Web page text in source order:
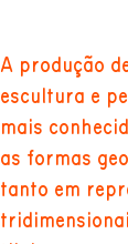
A produção
escultura e
mais
as formas
tanto em